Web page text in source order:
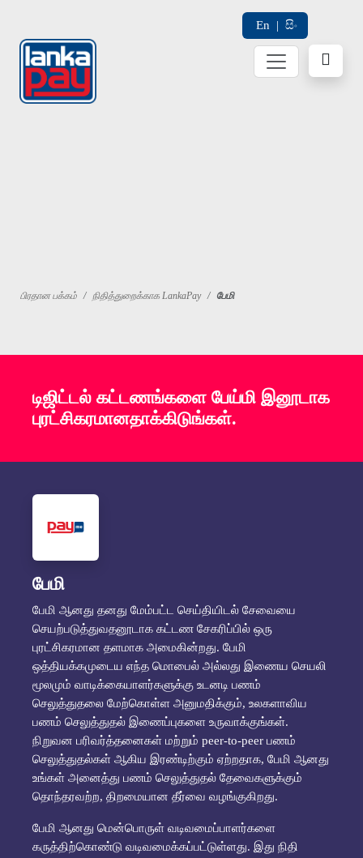
En | සිං
பிரதான பக்கம் நிதித்துறைக்காக LankaPay பேமி
டிஜிட்டல் கட்டணங்களை பேய்மி இனூடாக
புரட்சிகரமானதாக்கிடுங்கள்.
பேமி
பேமி ஆனது தனது மேம்பட்ட செய்தியிடல் சேவையை
செயற்படுத்துவதனூடாக கட்டண சேகரிப்பில் ஒரு
புரட்சிகரமான தளமாக அமைகின்றது. பேமி
ஒத்தியக்கமுடைய எந்த மொபைல் அல்லது இணைய செயலி
மூலமும் வாடிக்கையாளர்களுக்கு உடனடி பணம்
செலுத்துதலை மேற்கொள்ள அனுமதிக்கும், உலகளாவிய
பணம் செலுத்துதல் இணைப்புகளை உருவாக்குங்கள்.
நிறுவன பரிவர்த்தனைகள் மற்றும் peer-to-peer பணம்
செலுத்துதல்கள் ஆகிய இரண்டிற்கும் ஏற்றதாக, பேமி ஆனது
உங்கள் அனைத்து பணம் செலுத்துதல் தேவைகளுக்கும்
தொந்தரவற்ற, திறமையான தீர்வை வழங்குகிறது.
பேமி ஆனது மென்பொருள் வடிவமைப்பாளர்களை
கருத்திற்கொண்டு வடிவமைக்கப்பட்டுள்ளது. இது நிதி